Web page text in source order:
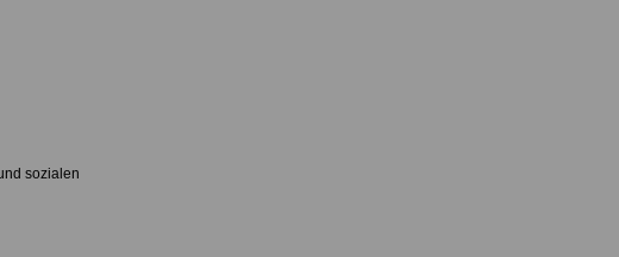
sozialen